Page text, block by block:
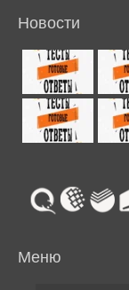
Новости
Меню